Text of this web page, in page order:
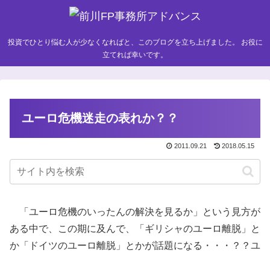
投資でひとり悩む人が少なくなればと、このブログを立ち上げました。 お役に
立てれば幸いです。
ユーロ危機迷走の表れか？？
2011.09.21 2018.05.15
「ユーロ危機のいったんの解決を見るか」という見方が
ある中で、この期に及んで、「ギリシャのユーロ離脱」と
か「ドイツのユーロ離脱」とかが話題になる・・・？？ユ